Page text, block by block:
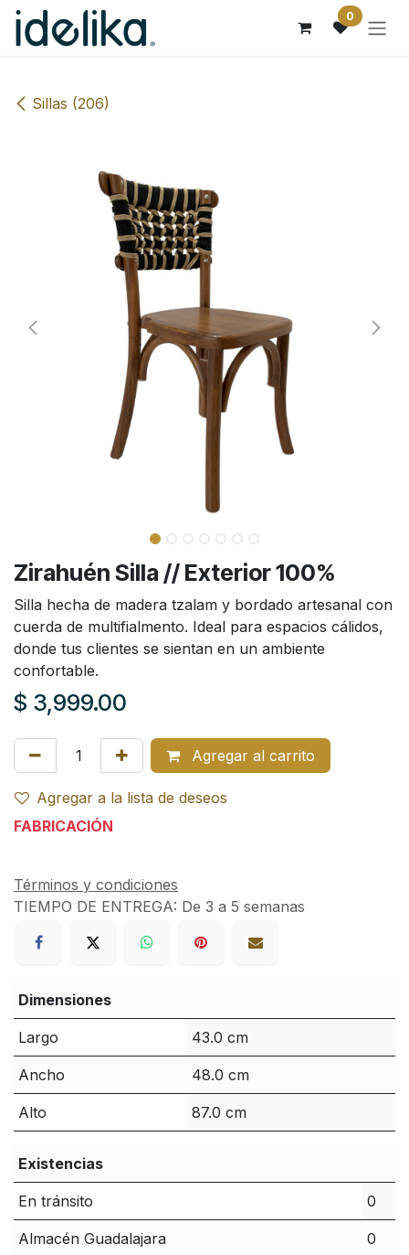
Ir al contenido 0
Sillas (206)
Zirahuén Silla // Exterior 100%
Silla hecha de madera tzalam y bordado artesanal con
cuerda de multifialmento. Ideal para espacios cálidos,
donde tus clientes se sientan en un ambiente
confortable.
$ 3,999.00
Agregar al carrito
Agregar a la lista de deseos
FABRICACIÓN
Términos y condiciones
TIEMPO DE ENTREGA: De 3 a 5 semanas
Dimensiones
Largo 43.0 cm
Ancho 48.0 cm
Alto 87.0 cm
Existencias
En tránsito 0
Almacén Guadalajara 0